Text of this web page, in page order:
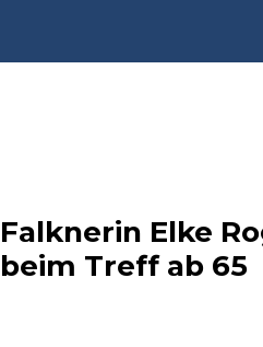
Falknerin Elke
beim Treff ab 65